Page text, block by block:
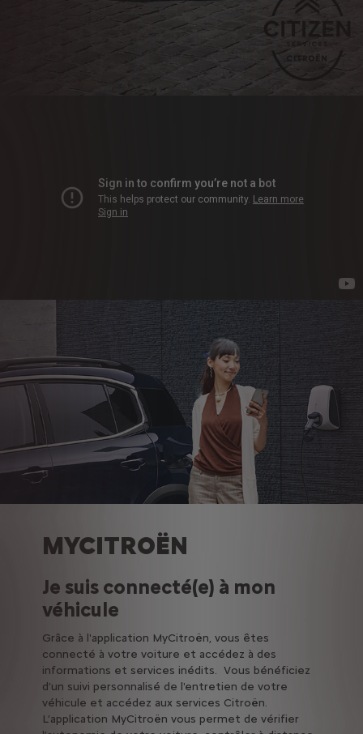
MYCITROËN
Je suis connecté(e) à mon
véhicule
Grâce à l'application MyCitroën, vous êtes
connecté à votre voiture et accédez à des
informations et services inédits. Vous bénéficiez
d’un suivi personnalisé de l'entretien de votre
véhicule et accédez aux services Citroën.
L’application MyCitroën vous permet de vérifier